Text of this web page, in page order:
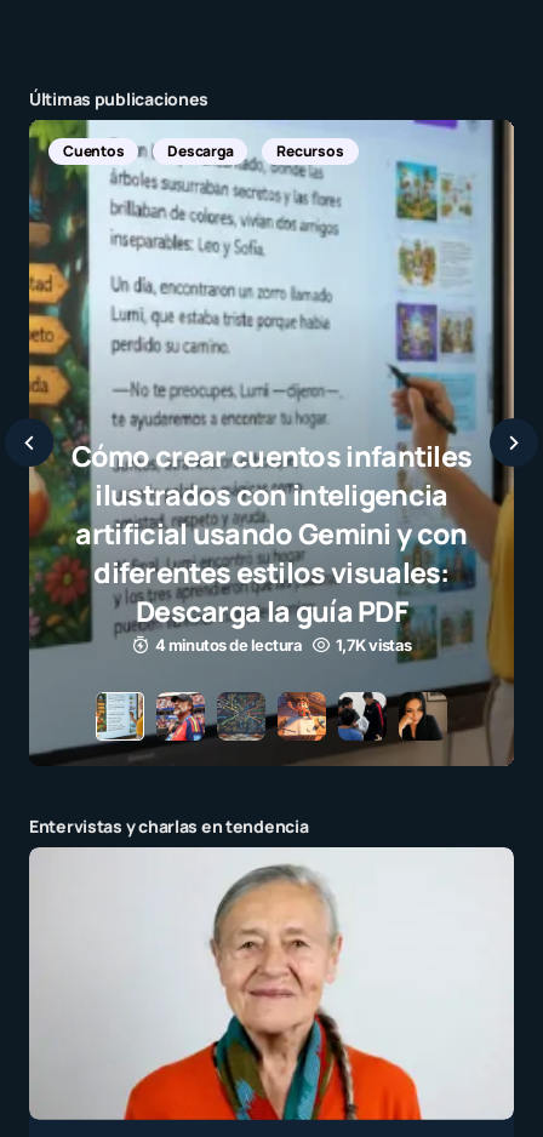
Últimas publicaciones
Noticias Internacionales
Javier Bardem elogia a la
selección campeona y destaca
el juego limpio como ejemplo
para millones de niños
3 minutos de lectura 1,1K vistas
Entervistas y charlas en tendencia